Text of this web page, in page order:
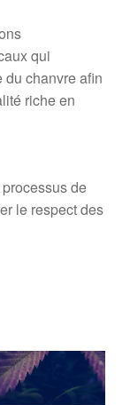
qui
du chanvre afin
riche en
de
le respect des